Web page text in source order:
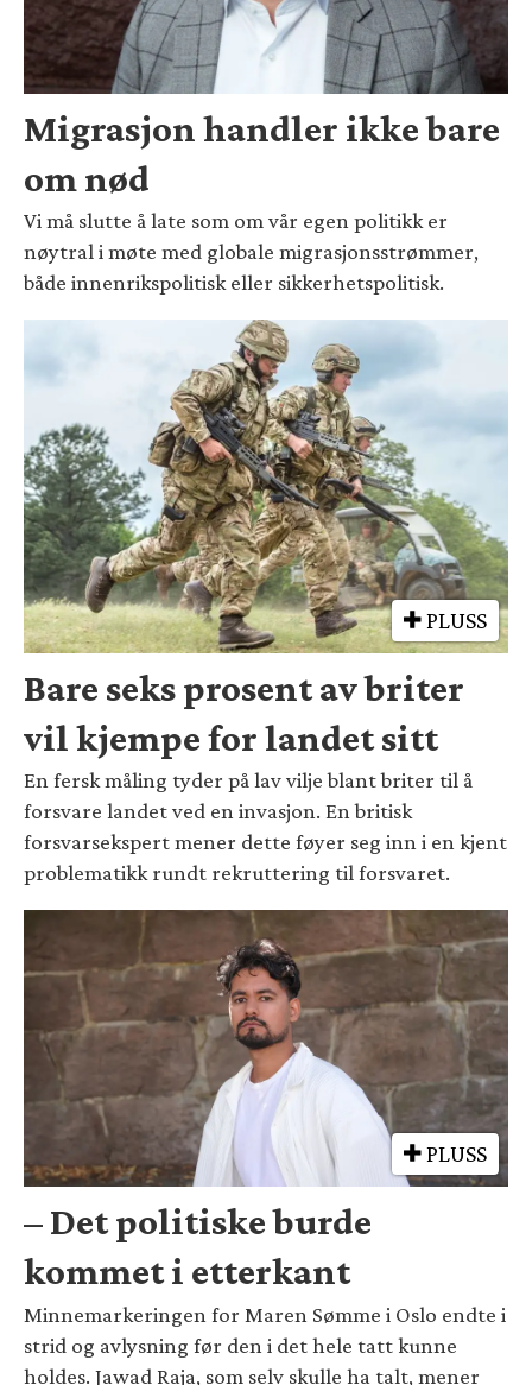
Migrasjon handler ikke bare
om nød
Vi må slutte å late som om vår egen politikk er
nøytral i møte med globale migrasjonsstrømmer,
både innenrikspolitisk eller sikkerhetspolitisk.
PLUSS
Bare seks prosent av briter
vil kjempe for landet sitt
En fersk måling tyder på lav vilje blant briter til å
forsvare landet ved en invasjon. En britisk
forsvarsekspert mener dette føyer seg inn i en kjent
problematikk rundt rekruttering til forsvaret.
PLUSS
– Det politiske burde
kommet i etterkant
Minnemarkeringen for Maren Sømme i Oslo endte i
strid og avlysning før den i det hele tatt kunne
holdes. Jawad Raja, som selv skulle ha talt, mener